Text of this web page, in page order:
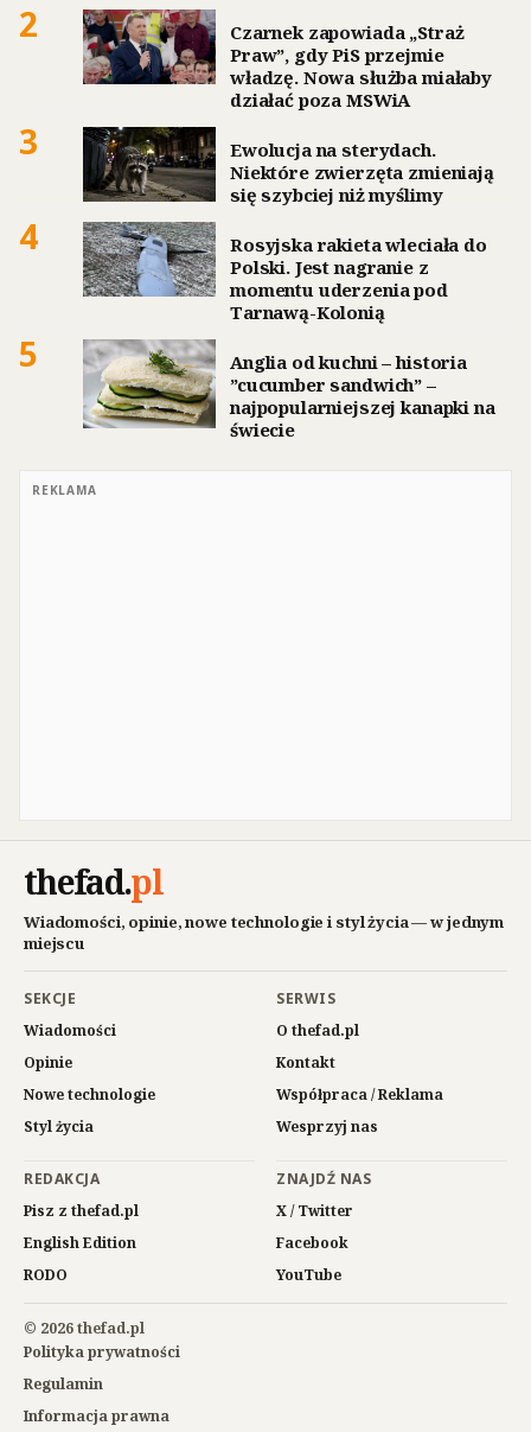
2
Czarnek zapowiada „Straż
Praw”, gdy PiS przejmie
władzę. Nowa służba miałaby
działać poza MSWiA
3
Ewolucja na sterydach.
Niektóre zwierzęta zmieniają
się szybciej niż myślimy
4
Rosyjska rakieta wleciała do
Polski. Jest nagranie z
momentu uderzenia pod
Tarnawą-Kolonią
5
Anglia od kuchni – historia
”cucumber sandwich” –
najpopularniejszej kanapki na
świecie
REKLAMA
thefad.pl
Wiadomości, opinie, nowe technologie i styl życia — w jednym
miejscu
SEKCJE
Wiadomości
Opinie
Nowe technologie
Styl życia
SERWIS
O thefad.pl
Kontakt
Współpraca / Reklama
Wesprzyj nas
REDAKCJA
Pisz z thefad.pl
English Edition
RODO
ZNAJDŹ NAS
X / Twitter
Facebook
YouTube
© 2026 thefad.pl
Polityka prywatności
Regulamin
Informacja prawna